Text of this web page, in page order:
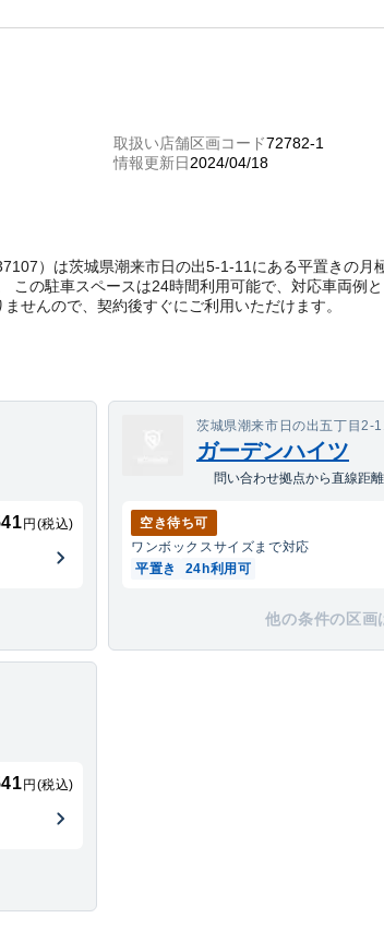
取扱い店舗区画コード72782-1
情報更新日2024/04/18
）は茨城県潮来市日の出5-1-11にある平置きの月
この駐車スペースは24時間利用可能で、対応車両例
せんので、契約後すぐにご利用いただけます。
円(税込)
茨城県潮来市日の出五丁目2-
ガーデンハイツ
問い合わせ拠点から直線距
空き待ち可
ワンボックスサイズまで対応
平置き
24h利用可
他の条件の区画
円(税込)